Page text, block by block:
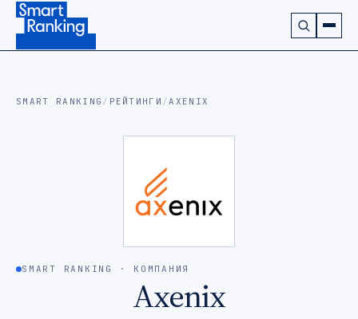
Подписаться на наш канал в Telegram (откроется в
SMART RANKING / РЕЙТИНГИ /AXENIX
SMART RANKING · КОМПАНИЯ
Axenix